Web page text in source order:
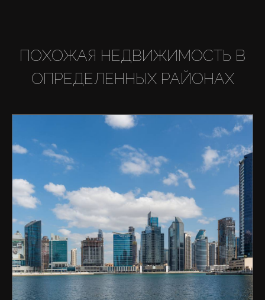
ПОХОЖАЯ НЕДВИЖИМОСТЬ В
ОПРЕДЕЛЕННЫХ РАЙОНАХ